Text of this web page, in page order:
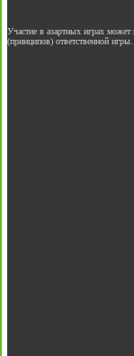
Участие в азартных играх
(принципов) ответственной игры.